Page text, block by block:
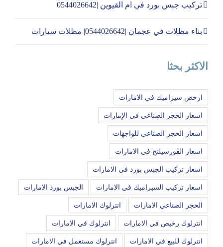
تركيب جبس بورد في ام القيوين |0544026642
بناء مظلات في عجمان |0544026642| مظلات سيارات
الاكثر بحثا
ارخص سيراميك في الامارات
اسعار الحجر الصناعي في الإمارات
اسعار الحجر الصناعي للواجهات
اسعار الفورسيلنج في الامارات
اسعار تركيب الجبس بورد في الامارات
اسعار تركيب السيراميك في الامارات الجبس بورد الامارات
الحجر الصناعي الامارات انترلوك الامارات
انترلوك رخيص في الامارات انترلوك في الامارات
انترلوك للبيع في الامارات انترلوك مستعمل في الامارات